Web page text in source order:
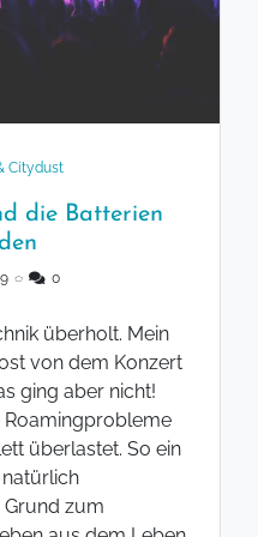
Citydust
die Batterien
◌ 0
überholt. Mein
von dem Konzert
ging aber nicht!
Roamingprobleme
überlastet. So ein
zum